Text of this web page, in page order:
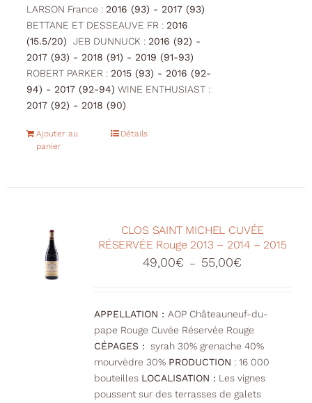
LARSON France : 2016 (93) - 2017 (93)
BETTANE ET DESSEAUVE FR : 2016
(15.5/20)
JEB DUNNUCK : 2016 (92) -
2017 (93) - 2018 (91) - 2019 (91-93)
ROBERT PARKER : 2015 (93) - 2016 (92-
94) - 2017 (92-94) WINE ENTHUSIAST :
2017 (92) - 2018 (90)
Ajouter au
panier
Détails
CLOS SAINT MICHEL CUVÉE
RÉSERVÉE Rouge 2013 – 2014 – 2015
49,00€ – 55,00€
55,00€
APPELLATION : AOP Châteauneuf-du-
pape Rouge Cuvée Réservée Rouge
CÉPAGES : syrah 30% grenache 40%
mourvèdre 30% PRODUCTION : 16 000
bouteilles LOCALISATION : Les vignes
poussent sur des terrasses de galets